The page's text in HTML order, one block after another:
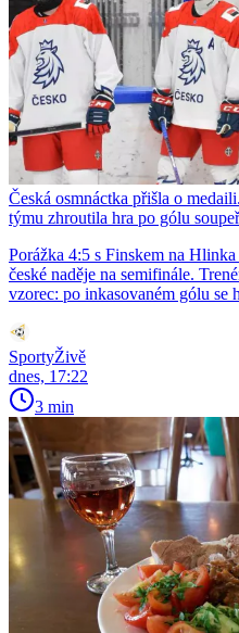
Česká osmnáctka přišla o
týmu zhroutila hra po gólu
Porážka 4:5 s Finskem na
české naděje na semifinále.
vzorec: po inkasovaném gólu se
SportyŽivě
dnes, 17:22
3 min